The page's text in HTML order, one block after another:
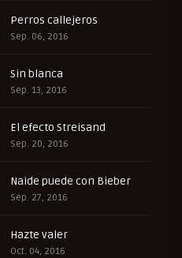
Perros callejeros
Sep. 06, 2016
Sin blanca
Sep. 13, 2016
El efecto Streisand
Sep. 20, 2016
Naide puede con Bieber
Sep. 27, 2016
Hazte valer
Oct. 04, 2016